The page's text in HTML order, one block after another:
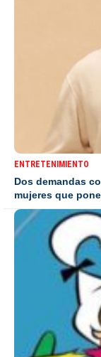
ENTRETENIMIENTO
Dos demandas
mujeres que